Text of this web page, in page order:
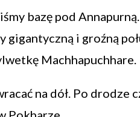
bazę pod
gigantyczną i groźną
Machhapuchhare.
na dół. Po drodze